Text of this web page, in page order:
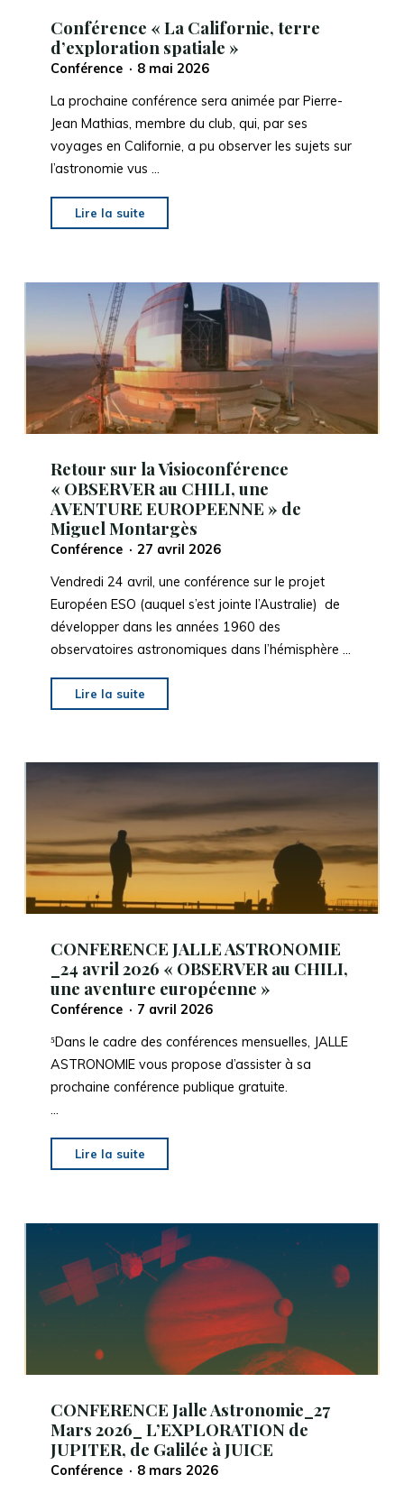
Conférence « La Californie, terre
d’exploration spatiale »
Conférence
8 mai 2026
La prochaine conférence sera animée par Pierre-
Jean Mathias, membre du club, qui, par ses
voyages en Californie, a pu observer les sujets sur
l’astronomie vus …
Lire la suite
« La
terre
d’exploration
spatiale »"
Retour sur la Visioconférence
« OBSERVER au CHILI, une
AVENTURE EUROPEENNE » de
Miguel Montargès
Conférence
27 avril 2026
Vendredi 24 avril, une conférence sur le projet
Européen ESO (auquel s’est jointe l’Australie) de
développer dans les années 1960 des
observatoires astronomiques dans l’hémisphère …
Lire la suite
sur
Visioconférence
au
une
AVENTURE
EUROPEENNE »
de
Montargès"
CONFERENCE JALLE ASTRONOMIE
_24 avril 2026 « OBSERVER au CHILI,
une aventure européenne »
Conférence
7 avril 2026
⁵Dans le cadre des conférences mensuelles, JALLE
ASTRONOMIE vous propose d’assister à sa
prochaine conférence publique gratuite.
…
Lire la suite
JALLE
_24
avril
2026
« OBSERVER
au
une
aventure
européenne »"
CONFERENCE Jalle Astronomie_27
Mars 2026_ L’EXPLORATION de
JUPITER, de Galilée à JUICE
Conférence
8 mars 2026